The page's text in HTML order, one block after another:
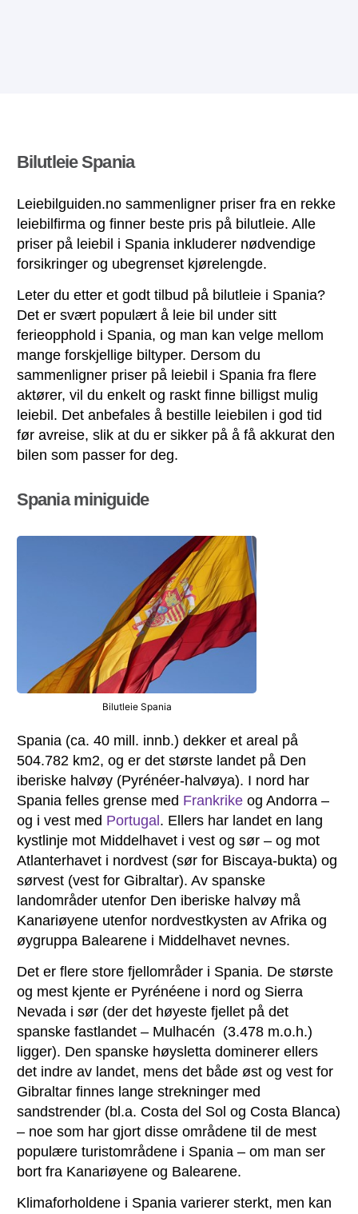
Bilutleie Spania
Leiebilguiden.no sammenligner priser fra en rekke
leiebilfirma og finner beste pris på bilutleie. Alle
priser på leiebil i Spania inkluderer nødvendige
forsikringer og ubegrenset kjørelengde.
Leter du etter et godt tilbud på bilutleie i Spania?
Det er svært populært å leie bil under sitt
ferieopphold i Spania, og man kan velge mellom
mange forskjellige biltyper. Dersom du
sammenligner priser på leiebil i Spania fra flere
aktører, vil du enkelt og raskt finne billigst mulig
leiebil. Det anbefales å bestille leiebilen i god tid
før avreise, slik at du er sikker på å få akkurat den
bilen som passer for deg.
Spania miniguide
Bilutleie Spania
Spania (ca. 40 mill. innb.) dekker et areal på
504.782 km2, og er det største landet på Den
iberiske halvøy (Pyrénéer-halvøya). I nord har
Spania felles grense med Frankrike og Andorra –
og i vest med Portugal. Ellers har landet en lang
kystlinje mot Middelhavet i vest og sør – og mot
Atlanterhavet i nordvest (sør for Biscaya-bukta) og
sørvest (vest for Gibraltar). Av spanske
landområder utenfor Den iberiske halvøy må
Kanariøyene utenfor nordvestkysten av Afrika og
øygruppa Balearene i Middelhavet nevnes.
Det er flere store fjellområder i Spania. De største
og mest kjente er Pyrénéene i nord og Sierra
Nevada i sør (der det høyeste fjellet på det
spanske fastlandet – Mulhacén (3.478 m.o.h.)
ligger). Den spanske høysletta dominerer ellers
det indre av landet, mens det både øst og vest for
Gibraltar finnes lange strekninger med
sandstrender (bl.a. Costa del Sol og Costa Blanca)
– noe som har gjort disse områdene til de mest
populære turistområdene i Spania – om man ser
bort fra Kanariøyene og Balearene.
Klimaforholdene i Spania varierer sterkt, men kan